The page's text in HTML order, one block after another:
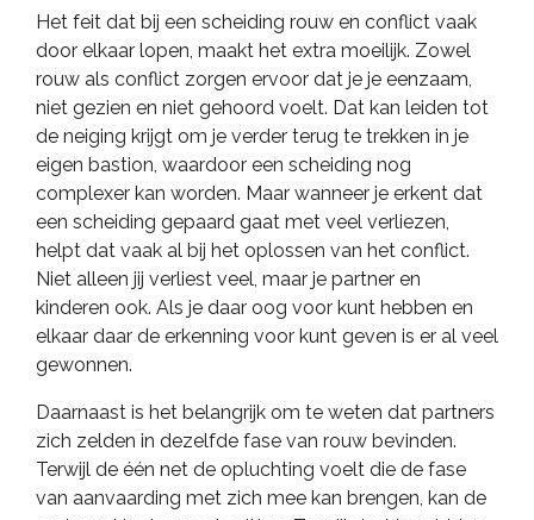
Het feit dat bij een scheiding rouw en conflict vaak
door elkaar lopen, maakt het extra moeilijk. Zowel
rouw als conflict zorgen ervoor dat je je eenzaam,
niet gezien en niet gehoord voelt. Dat kan leiden tot
de neiging krijgt om je verder terug te trekken in je
eigen bastion, waardoor een scheiding nog
complexer kan worden. Maar wanneer je erkent dat
een scheiding gepaard gaat met veel verliezen,
helpt dat vaak al bij het oplossen van het conflict.
Niet alleen jij verliest veel, maar je partner en
kinderen ook. Als je daar oog voor kunt hebben en
elkaar daar de erkenning voor kunt geven is er al veel
gewonnen.
Daarnaast is het belangrijk om te weten dat partners
zich zelden in dezelfde fase van rouw bevinden.
Terwijl de één net de opluchting voelt die de fase
van aanvaarding met zich mee kan brengen, kan de